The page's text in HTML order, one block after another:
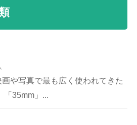
や写真で最も広く使われてきた
「35mm」...